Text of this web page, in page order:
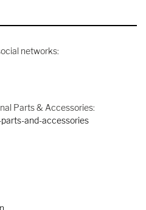
networks:
Parts & Accessories:
and-accessories